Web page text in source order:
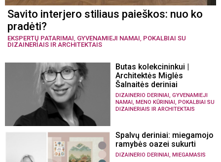
Savito interjero stiliaus paieškos: nuo ko
pradėti?
EKSPERTŲ PATARIMAI, GYVENAMIEJI NAMAI, POKALBIAI SU
DIZAINERIAIS IR ARCHITEKTAIS
Butas kolekcininkui |
Architektės Miglės
Šalnaitės deriniai
DIZAINERIO DERINIAI , GYVENAMIEJI
NAMAI , MENO KŪRINIAI , POKALBIAI SU
DIZAINERIAIS IR ARCHITEKTAIS
Spalvų deriniai: miegamojo
ramybės oazei sukurti
DIZAINERIO DERINIAI MIEGAMASIS